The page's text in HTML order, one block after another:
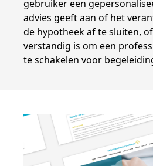
gebruiker een
advies geeft aan of het
de hypotheek af te sluiten,
verstandig is om een
te schakelen voor